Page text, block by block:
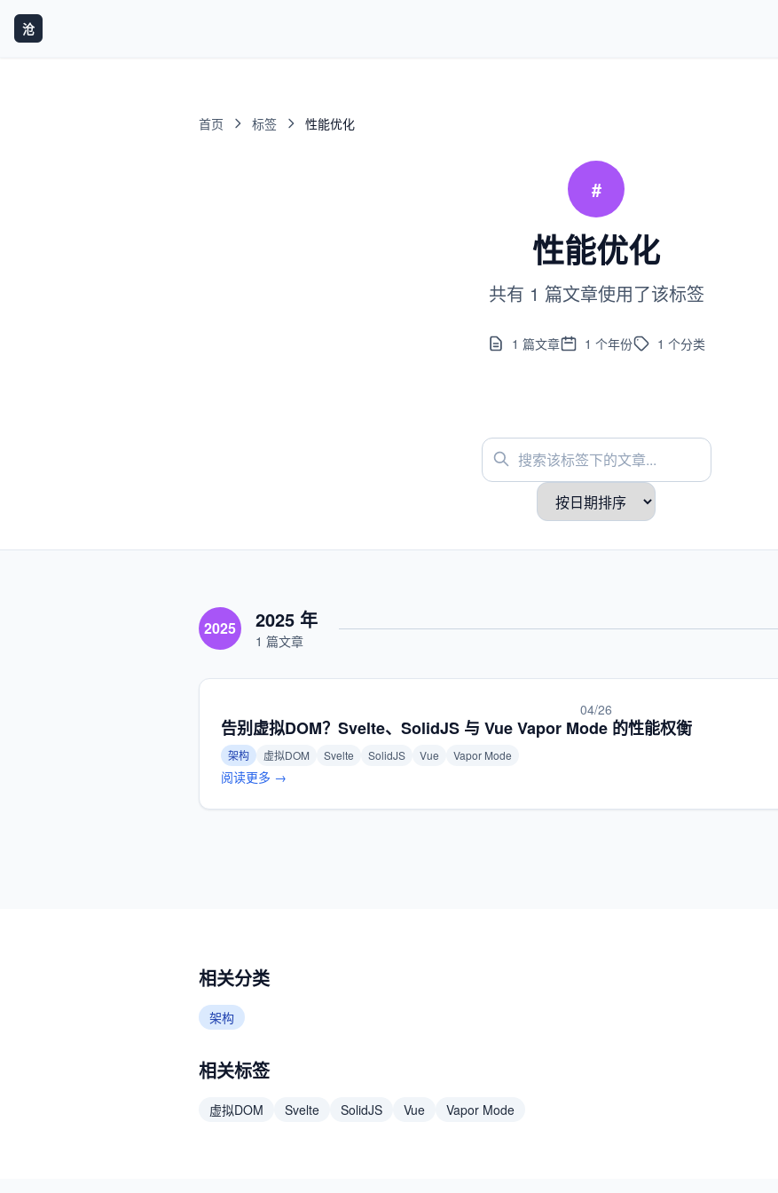
沧
首页 标签 性能优化
#
性能优化
共有 1 篇文章使用了该标签
1 篇文章 1 个年份 1 个分类
2025 2025 年
1 篇文章
04/26
告别虚拟DOM？Svelte、SolidJS 与 Vue Vapor Mode 的性能权衡
架构 虚拟DOM Svelte SolidJS Vue Vapor Mode
阅读更多 →
相关分类
架构
相关标签
虚拟DOM Svelte SolidJS Vue Vapor Mode